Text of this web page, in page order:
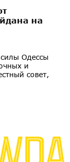
на
силы Одессы
и
совет,